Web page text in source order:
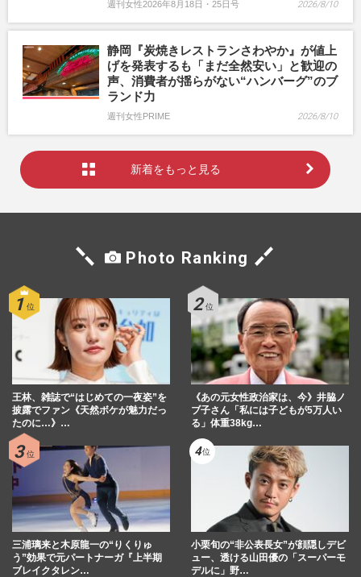
週刊女性2026年8月18日・25日号 2026/8/10
静岡『炭焼きレストランさわやか』が値上
げを発表するも「まだ全然安い」と歓迎の
声、消費者が揺らがない“ハンバーグ”のブ
ランド力
週刊女性PRIME 2026/8/10
新着をもっと見る
Photo Ranking
王林、雑誌で“はじめての一夜姿”を
披露でファン《天然ボケが魅力だっ
たのに…》…
《あの元女性政治家は、今》井脇ノ
ブ子さん「私には子どもが5万人い
る」体重38kg…
三浦璃来と木原龍一の“りくりゅ
う”効果で元パートナーガ『上半期
ブレイクタレン…
小栗旬の“非公表長女”が顔隠しデビ
ュー、透ける山田優の「スーパーモ
デルに」野…